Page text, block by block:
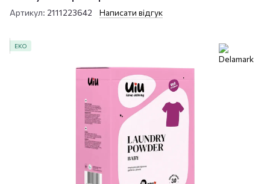
Артикул: 2111223642 Написати відгук
ЕКО